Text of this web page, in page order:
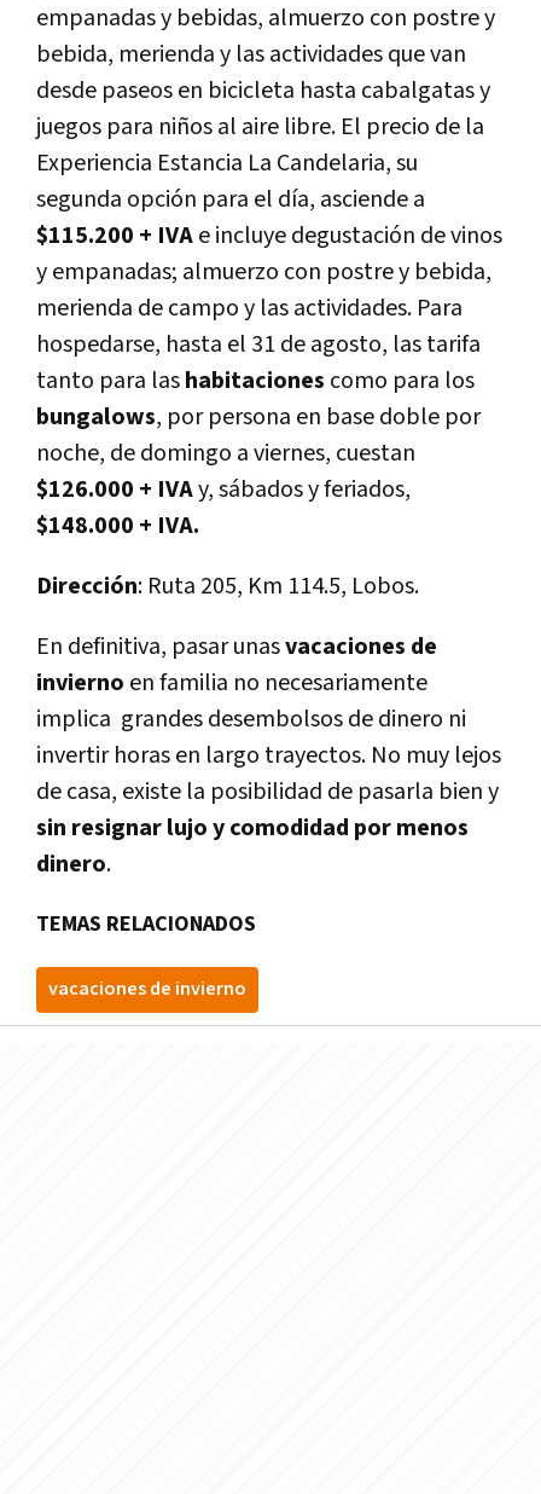
empanadas y bebidas, almuerzo con postre y
bebida, merienda y las actividades que van
desde paseos en bicicleta hasta cabalgatas y
juegos para niños al aire libre. El precio de la
Experiencia Estancia La Candelaria, su
segunda opción para el día, asciende a
$115.200 + IVAe incluye degustación de vinos
y empanadas; almuerzo con postre y bebida,
merienda de campo y las actividades. Para
hospedarse, hasta el 31 de agosto, las tarifa
tanto para lashabitaciones como para los
bungalows, por persona en base doble por
noche, de domingo a viernes, cuestan
$126.000 + IVAy, sábados y feriados,
$148.000 + IVA.
Dirección: Ruta 205, Km 114.5, Lobos.
En definitiva, pasar unasvacaciones de
invierno en familia no necesariamente
implica grandes desembolsos de dinero ni
invertir horas en largo trayectos. No muy lejos
de casa, existe la posibilidad de pasarla bien y
sin resignar lujo y comodidad por menos
dinero.
TEMAS RELACIONADOS
vacaciones de invierno